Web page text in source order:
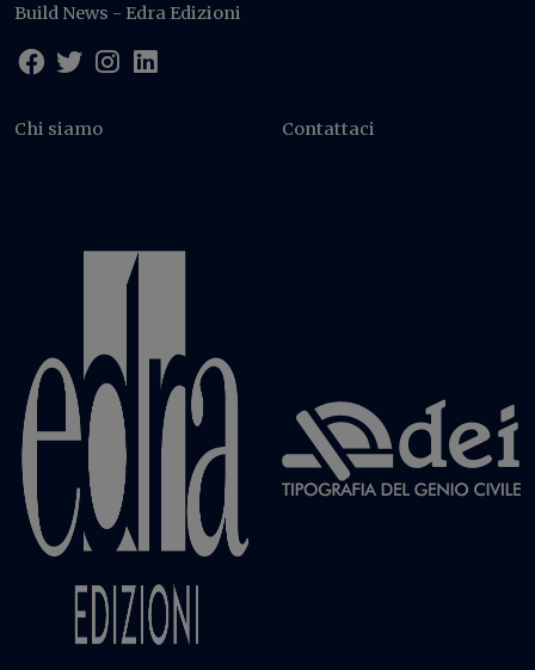
Build News - Edra Edizioni
Chi siamo Contattaci